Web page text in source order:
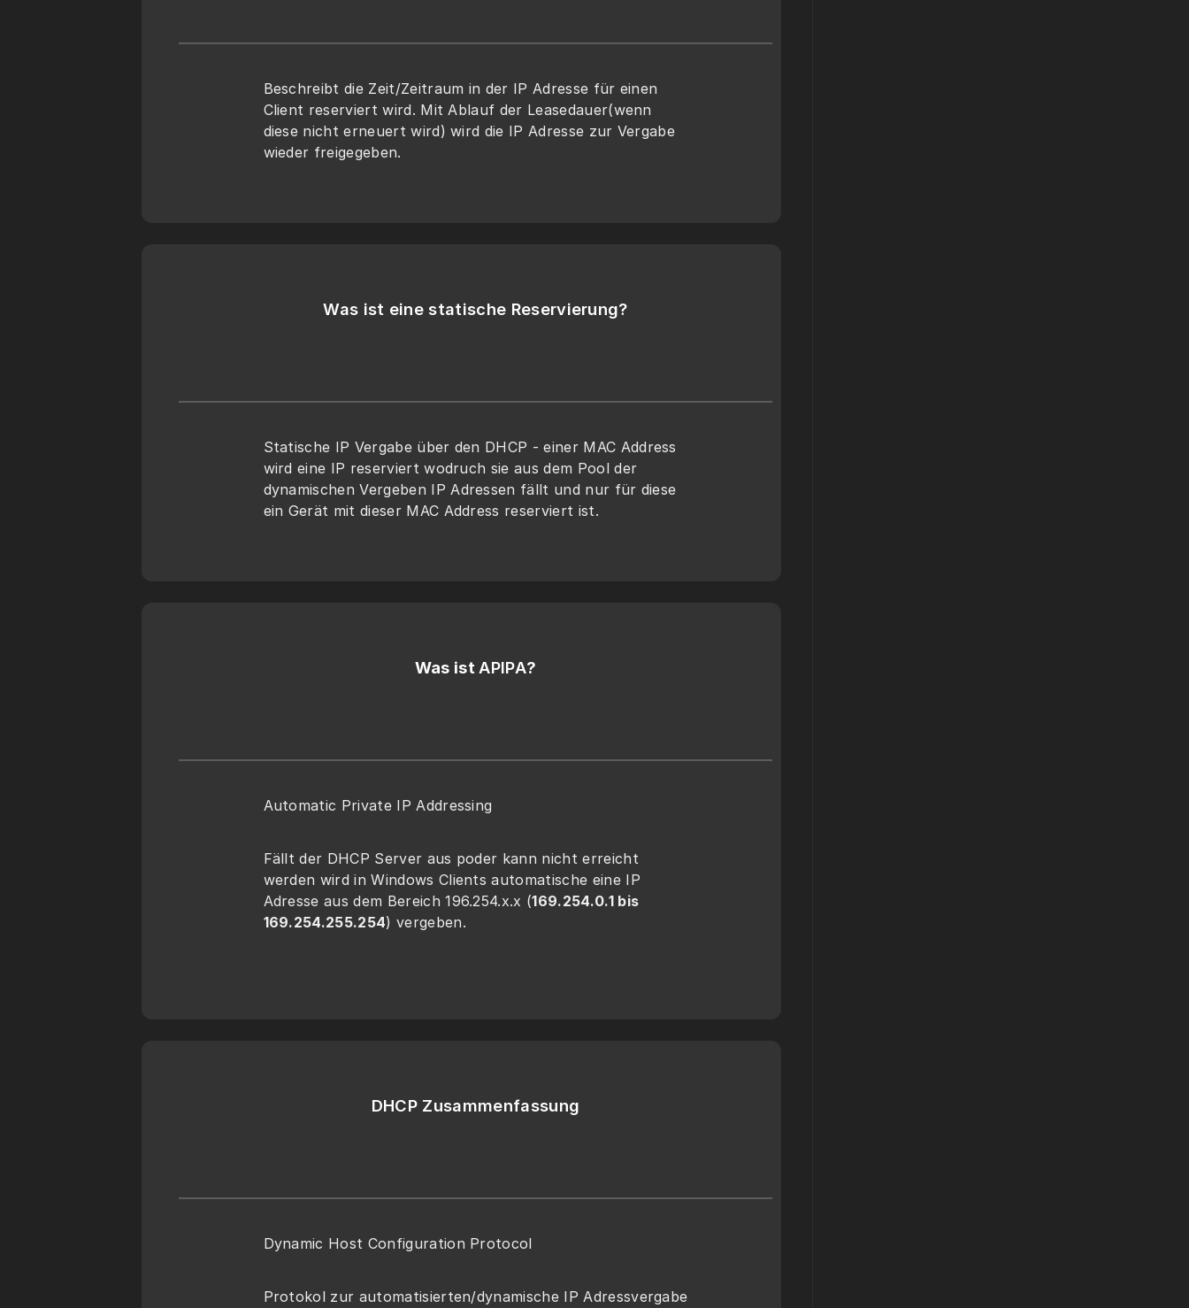
Beschreibt die Zeit/Zeitraum in der IP Adresse für einen
Client reserviert wird. Mit Ablauf der Leasedauer(wenn
diese nicht erneuert wird) wird die IP Adresse zur Vergabe
wieder freigegeben.
Was ist eine statische Reservierung?
Statische IP Vergabe über den DHCP - einer MAC Address
wird eine IP reserviert wodruch sie aus dem Pool der
dynamischen Vergeben IP Adressen fällt und nur für diese
ein Gerät mit dieser MAC Address reserviert ist.
Was ist APIPA?
Automatic Private IP Addressing
Fällt der DHCP Server aus poder kann nicht erreicht
werden wird in Windows Clients automatische eine IP
Adresse aus dem Bereich 196.254.x.x (169.254.0.1 bis
169.254.255.254) vergeben.
DHCP Zusammenfassung
Dynamic Host Configuration Protocol
Protokol zur automatisierten/dynamische IP Adressvergabe